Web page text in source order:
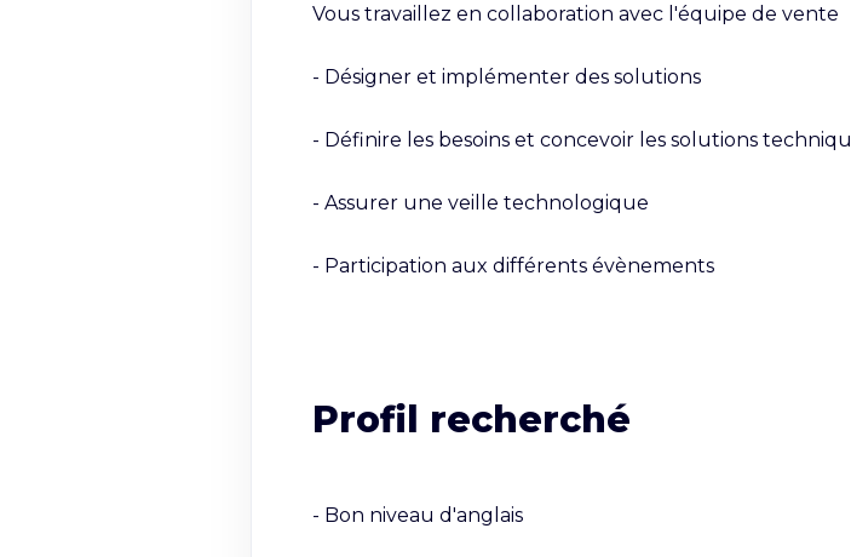
Vous travaillez en collaboration avec l'équipe de vente
- Désigner et implémenter des solutions
- Définire les besoins et concevoir les solutions
- Assurer une veille technologique
- Participation aux différents évènements
Profil recherché
- Bon niveau d'anglais